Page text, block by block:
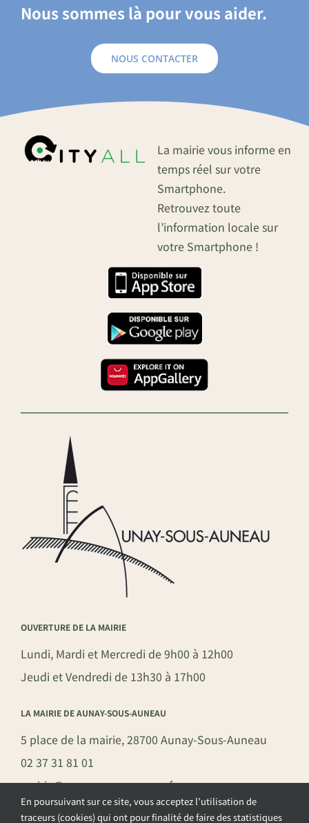
Nous sommes là pour vous aider.
NOUS CONTACTER
La mairie vous informe en
temps réel sur votre
Smartphone.
Retrouvez toute
l’information locale sur
votre Smartphone !
OUVERTURE DE LA MAIRIE
Lundi, Mardi et Mercredi de 9h00 à 12h00
Jeudi et Vendredi de 13h30 à 17h00
LA MAIRIE DE AUNAY-SOUS-AUNEAU
5 place de la mairie, 28700 Aunay-Sous-Auneau
02 37 31 81 01
mairie@aunay-sous-auneau.fr
En poursuivant sur ce site, vous acceptez l’utilisation de
traceurs (cookies) qui ont pour finalité de faire des statistiques